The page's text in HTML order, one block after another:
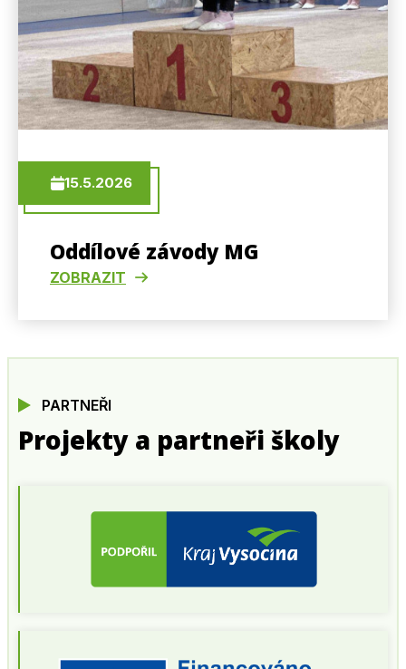
15.5.2026
Oddílové závody MG
ZOBRAZIT
PARTNEŘI
Projekty a partneři školy